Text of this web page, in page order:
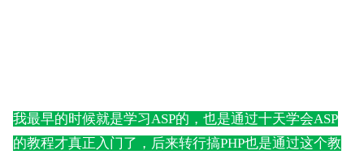
我最早的时候就是学习ASP的，也是通过十天学会ASP
的教程才真正入门了，后来转行搞PHP也是通过这个教